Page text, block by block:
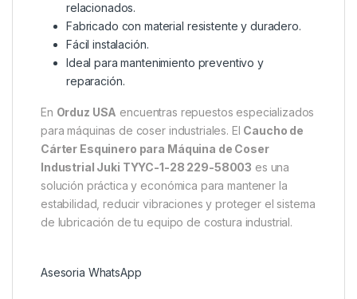
relacionados.
Fabricado con material resistente y duradero.
Fácil instalación.
Ideal para mantenimiento preventivo y
reparación.
En Orduz USA encuentras repuestos especializados
para máquinas de coser industriales. El Caucho de
Cárter Esquinero para Máquina de Coser
Industrial Juki TYYC-1-28 229-58003 es una
solución práctica y económica para mantener la
estabilidad, reducir vibraciones y proteger el sistema
de lubricación de tu equipo de costura industrial.
Asesoria WhatsApp